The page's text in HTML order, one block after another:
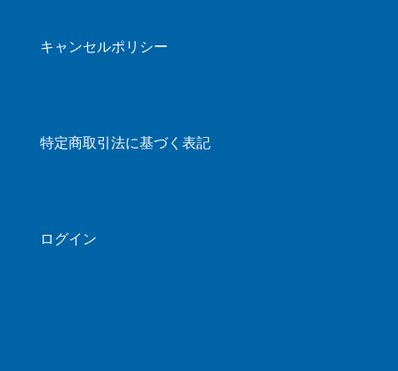
キャンセルポリシー
特定商取引法に基づく表記
ログイン